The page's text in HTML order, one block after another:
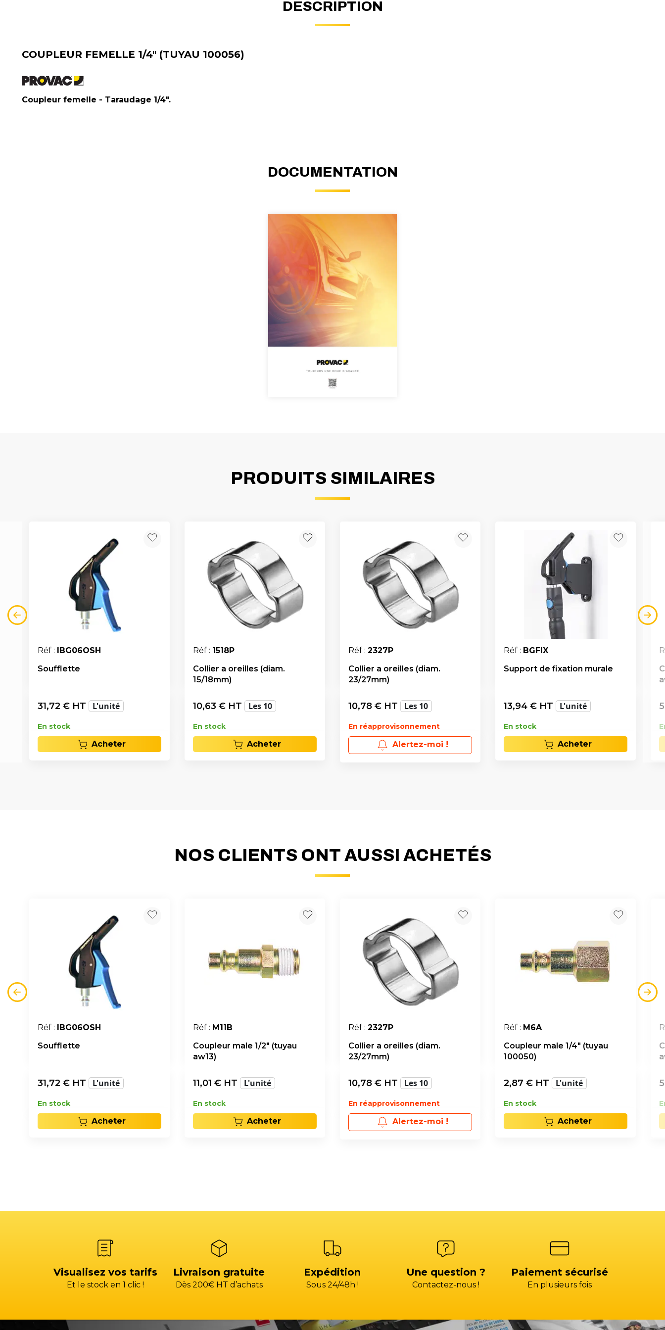
DESCRIPTION
COUPLEUR FEMELLE 1/4" (TUYAU 100056)
Coupleur femelle - Taraudage 1/4".
DOCUMENTATION
PRODUITS SIMILAIRES
Réf :
IBG06OSH
Soufflette
31,72 € HT L'unité
En stock
Acheter
Réf : 1518P
Collier a oreilles (diam.
15/18mm)
10,63 € HT Les 10
En stock
Acheter
Réf : 2327P
Collier a oreilles (diam.
23/27mm)
10,78 € HT Les 10
En réapprovisonnement
Alertez-moi !
Réf : BGFIX
Support de fixation murale
13,94 € HT L'unité
En stock
Acheter
NOS CLIENTS ONT AUSSI ACHETÉS
Réf :
IBG06OSH
Soufflette
31,72 € HT L'unité
En stock
Acheter
Réf : M11B
Coupleur male 1/2" (tuyau
aw13)
11,01 € HT L'unité
En stock
Acheter
Réf : 2327P
Collier a oreilles (diam.
23/27mm)
10,78 € HT Les 10
En réapprovisonnement
Alertez-moi !
Réf : M6A
Coupleur male 1/4" (tuyau
100050)
2,87 € HT L'unité
En stock
Acheter
Visualisez vos tarifs
Et le stock en 1 clic !
Livraison gratuite
Dès 200€ HT d’achats
Expédition
Sous 24/48h !
Une question ?
Contactez-nous !
Paiement sécurisé
En plusieurs fois